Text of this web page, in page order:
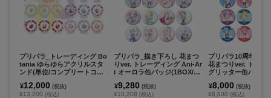
プリパラ_トレーディング Bo
tania ゆらゆらアクリルスタ
ンド(単位/コンプリートコン
り)
¥12,000 (税抜)
¥13,200 (税込)
プリパラ_描き下ろし 花まつ
りver. トレーディング Ani-Ar
t オーロラ缶バッジ(1BOX/16
OX)
¥9,280 (税抜)
¥10,208 (税込)
プリパラ10周年_描
花まつりver. トレー
グリッター缶バッジ
ック入り】
¥8,000 (税抜)
¥8,800 (税込)